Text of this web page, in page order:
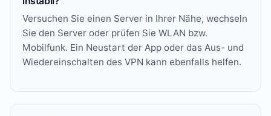
Versuchen Sie einen Server in Ihrer Nähe, wechseln
Sie den Server oder prüfen Sie WLAN bzw.
Mobilfunk. Ein Neustart der App oder das Aus- und
Wiedereinschalten des VPN kann ebenfalls helfen.